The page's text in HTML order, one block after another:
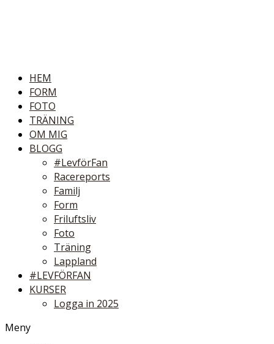
HEM
FORM
FOTO
TRÄNING
OM MIG
BLOGG
#LevförFan
Racereports
Familj
Form
Friluftsliv
Foto
Träning
Lappland
#LEVFÖRFAN
KURSER
Logga in 2025
Meny